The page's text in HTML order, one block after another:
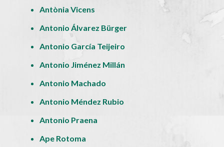
Antònia Vicens
Antonio Álvarez Bürger
Antonio García Teijeiro
Antonio Jiménez Millán
Antonio Machado
Antonio Méndez Rubio
Antonio Praena
Ape Rotoma